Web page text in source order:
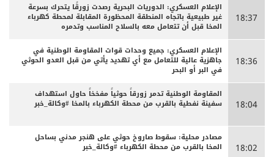
18:37
الإعلام العسكري: الدوريات البحرية رصدت زورقًا يتحرك بسرعة
غير طبيعية باتجاه المنطقة المحظورة المقابلة لمحطة كهرباء
المخا قبل أن تتعامل معه بالسلاح المناسب وتدمره
18:36
الإعلام العسكري: جميع وحدات قوات المقاومة الوطنية في
جاهزية عالية للتعامل مع أي تهديد يأتي من قبل العدو الحوثي
في البر أو البحر
18:04
المقاومة الوطنية تدمر زورقاً حوثياً مفخخاً حاول استهداف
سفينة نفطية بالقرب من محطة الكهرباء بالمخا #وكالة_خبر
18:02
مصادر محلية: سقوط صاروخ حوثي على هنجر مدني بساحل
المخا بالقرب من محطة الكهرباء #وكالة_خبر